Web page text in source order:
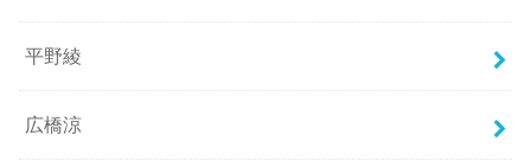
平野綾
広橋涼